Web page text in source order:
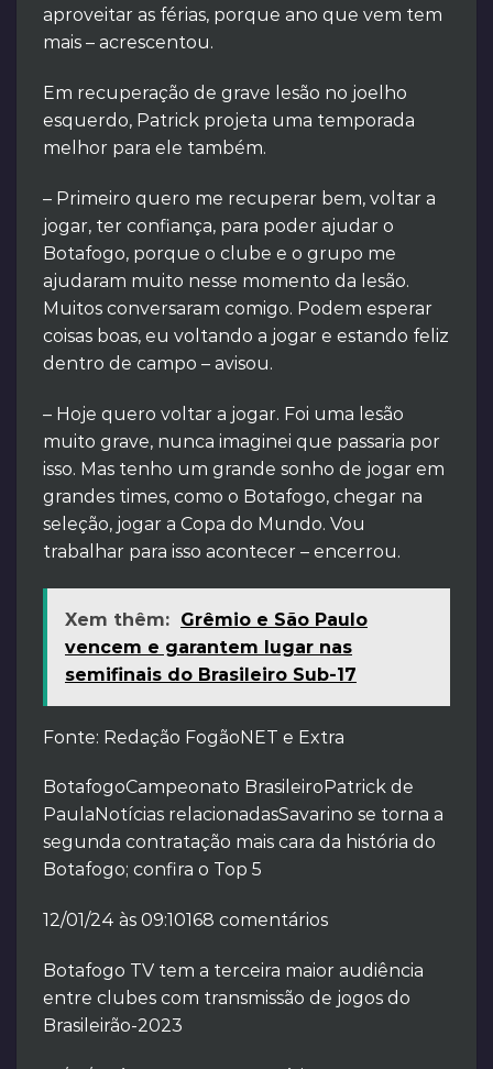
aproveitar as férias, porque ano que vem tem
mais – acrescentou.
Em recuperação de grave lesão no joelho
esquerdo, Patrick projeta uma temporada
melhor para ele também.
– Primeiro quero me recuperar bem, voltar a
jogar, ter confiança, para poder ajudar o
Botafogo, porque o clube e o grupo me
ajudaram muito nesse momento da lesão.
Muitos conversaram comigo. Podem esperar
coisas boas, eu voltando a jogar e estando feliz
dentro de campo – avisou.
– Hoje quero voltar a jogar. Foi uma lesão
muito grave, nunca imaginei que passaria por
isso. Mas tenho um grande sonho de jogar em
grandes times, como o Botafogo, chegar na
seleção, jogar a Copa do Mundo. Vou
trabalhar para isso acontecer – encerrou.
Xem thêm: Grêmio e São Paulo
vencem e garantem lugar nas
semifinais do Brasileiro Sub-17
Fonte: Redação FogãoNET e Extra
BotafogoCampeonato BrasileiroPatrick de
PaulaNotícias relacionadasSavarino se torna a
segunda contratação mais cara da história do
Botafogo; confira o Top 5
12/01/24 às 09:10168 comentários
Botafogo TV tem a terceira maior audiência
entre clubes com transmissão de jogos do
Brasileirão-2023